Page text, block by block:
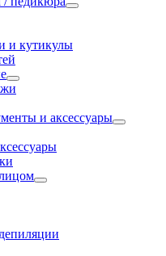
и кутикулы
и аксессуары